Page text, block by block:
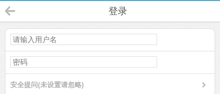
登录
安全提问(未设置请忽略)